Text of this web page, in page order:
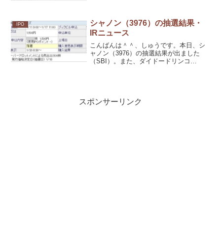
IPO
シャノン（3976）の抽選結果・
IRニュース
こんばんは＾＾、しゅうです。本日、シ
ャノン（3976）の抽選結果が出ました
（SBI）。また、ダイドードリンコ
スポンサーリンク